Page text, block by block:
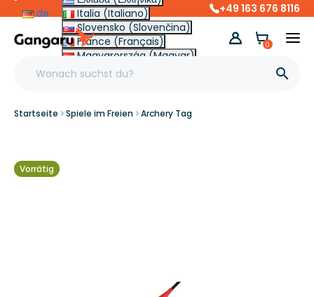
de
Italia (Italiano)
Slovensko (Slovenčina)
France (Français)
Magyarország (Magyar)
Other (English €)
+49 163 676 8116

0
Startseite Spiele im Freien Archery Tag
Vorrätig